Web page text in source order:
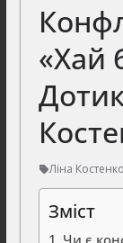
«Хай
Ліна Костенко
Зміст
Чи є